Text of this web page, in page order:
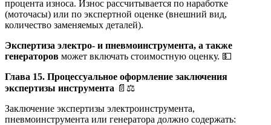
процента износа. Износ рассчитывается по наработке
(моточасы) или по экспертной оценке (внешний вид,
количество заменяемых деталей).
Экспертиза электро- и пневмоинструмента, а также
генераторов может включать стоимостную оценку. 💵
Глава 15. Процессуальное оформление заключения
экспертизы инструмента 📄⚖️
Заключение экспертизы электроинструмента,
пневмоинструмента или генератора должно содержать: